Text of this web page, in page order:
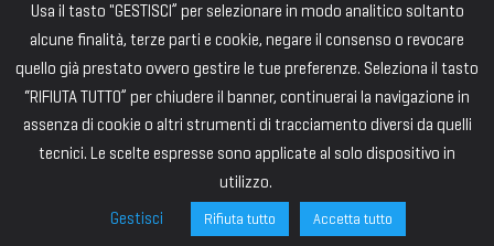
Usa il tasto "GESTISCI” per selezionare in modo analitico soltanto
alcune finalità, terze parti e cookie, negare il consenso o revocare
quello già prestato ovvero gestire le tue preferenze. Seleziona il tasto
“RIFIUTA TUTTO” per chiudere il banner, continuerai la navigazione in
assenza di cookie o altri strumenti di tracciamento diversi da quelli
tecnici. Le scelte espresse sono applicate al solo dispositivo in
utilizzo.
Gestisci
Rifiuta tutto Accetta tutto